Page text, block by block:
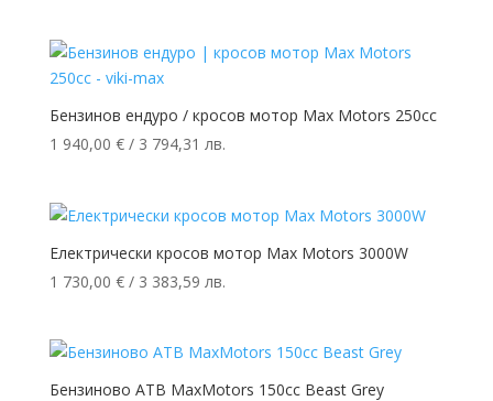
Бензинов ендуро / кросов мотор Max Motors 250cc
1 940,00 €/ 3 794,31 лв.
Електрически кросов мотор Max Motors 3000W
1 730,00 €/ 3 383,59 лв.
Бензиново АТВ MaxMotors 150cc Beast Grey